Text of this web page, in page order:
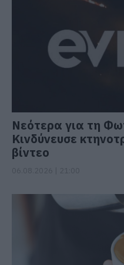
Νεότερα για τη
Κινδύνευσε
βίντεο